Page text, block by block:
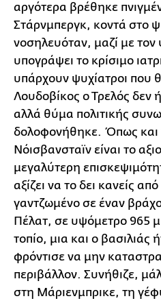
αργότερα βρέθηκε
Στάρνμπεργκ, κοντά στο
νοσηλευόταν, μαζί με τον
υπογράψει το κρίσιμο
υπάρχουν ψυχίατροι που
Λουδοβίκος ο Τρελός δεν
αλλά θύμα πολιτικής
δολοφονήθηκε. Όπως και
Νόισβανσταϊν είναι το
μεγαλύτερη
αξίζει να το δει κανείς
γαντζωμένο σε έναν
Πέλατ, σε υψόμετρο 965
τοπίο, μια και ο βασιλιάς
φρόντισε να μην
περιβάλλον. Συνήθιζε,
στη Μάριενμπρικε, τη